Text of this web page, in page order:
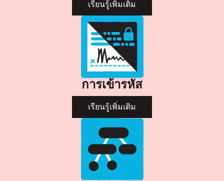
เรียนรู้เพิ่มเติม
การเข้ารหัส
เรียนรู้เพิ่มเติม